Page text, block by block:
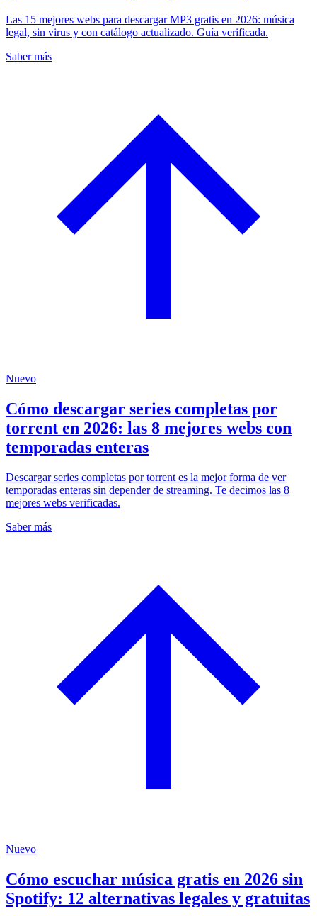
Las 15 mejores webs para descargar MP3 gratis en 2026: música
legal, sin virus y con catálogo actualizado. Guía verificada.
Saber más
Nuevo
Cómo descargar series completas por
torrent en 2026: las 8 mejores webs con
temporadas enteras
Descargar series completas por torrent es la mejor forma de ver
temporadas enteras sin depender de streaming. Te decimos las 8
mejores webs verificadas.
Saber más
Nuevo
Cómo escuchar música gratis en 2026 sin
Spotify: 12 alternativas legales y gratuitas